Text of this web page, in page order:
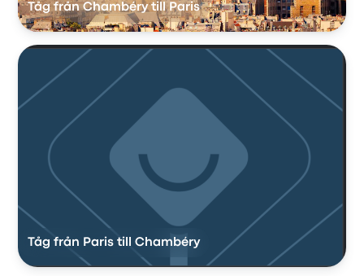
Tåg från Chambéry till Paris
Tåg från Paris till Chambéry